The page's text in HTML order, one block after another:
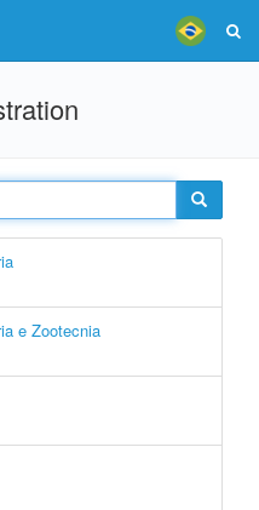
e Zootecnia